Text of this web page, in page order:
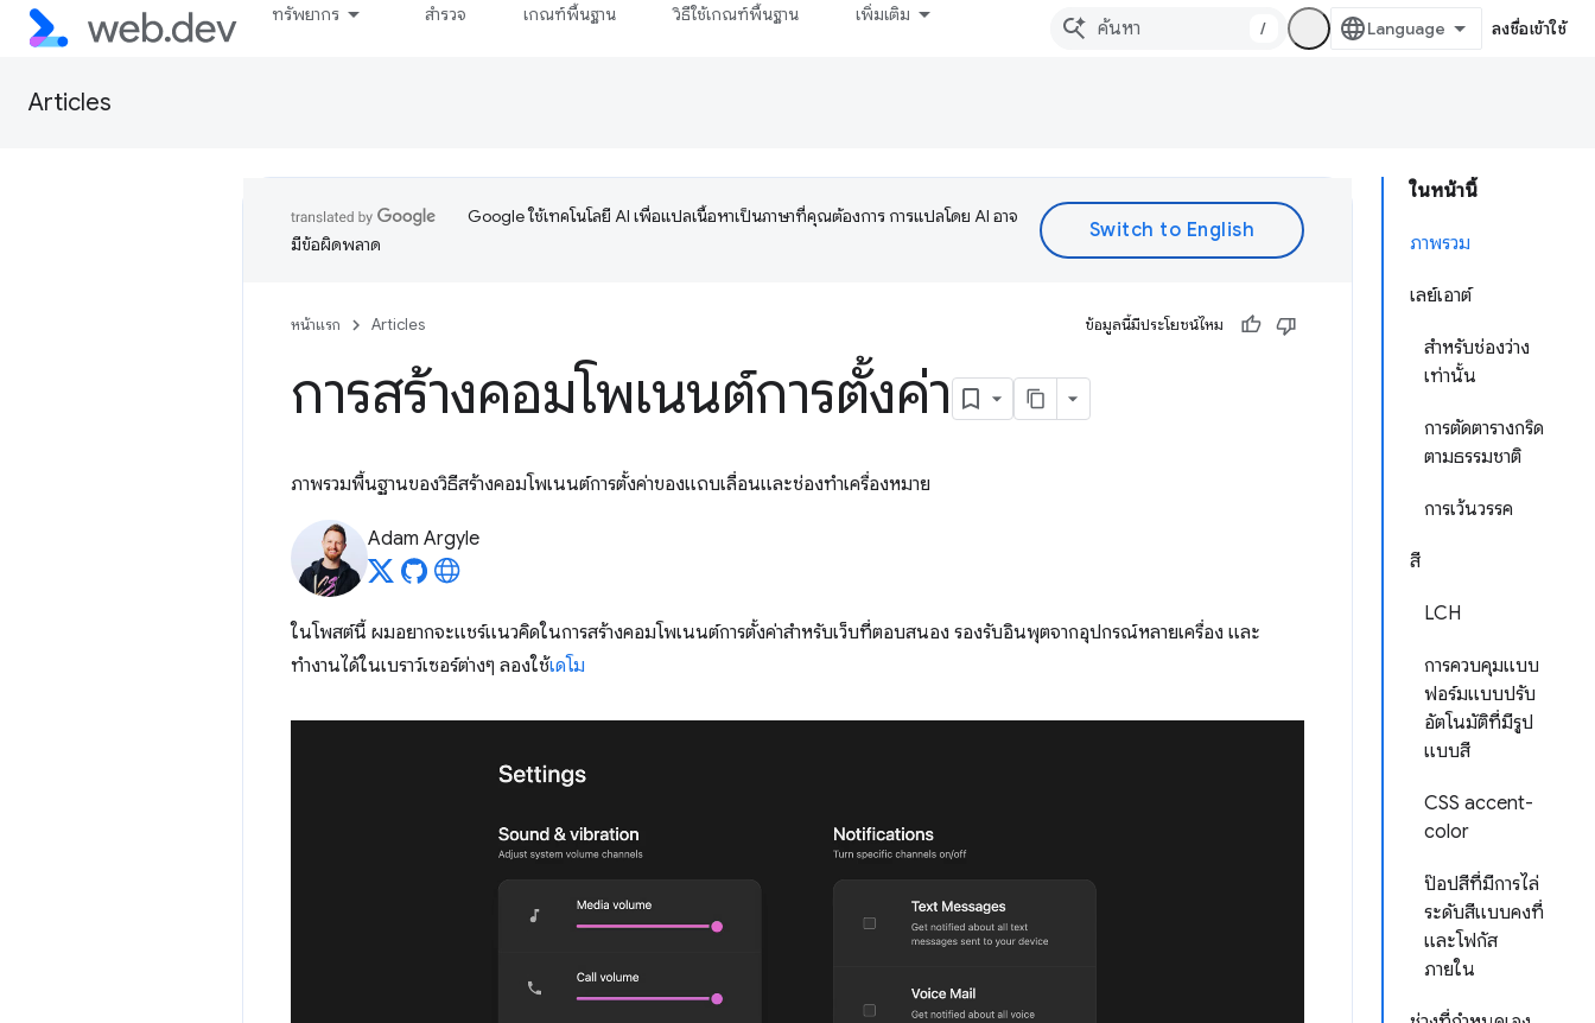
ทรัพยากร สำรวจ เกณฑ์พื้นฐาน วิธีใช้เกณฑ์พื้นฐาน เพิ่มเติม
/ ลงชื่อเข้าใช้
Articles
ในหน้านี้
ภาพรวม
เลย์เอาต์
สำหรับช่องว่าง
เท่านั้น
การตัดตารางกริด
ตามธรรมชาติ
การเว้นวรรค
สี
LCH
การควบคุมแบบ
ฟอร์มแบบปรับ
อัตโนมัติที่มีรูป
แบบสี
CSS accent-
color
ป๊อปสีที่มีการไล่
ระดับสีแบบคงที่
และโฟกัส
ภายใน
Google ใช้เทคโนโลยี AI เพื่อแปลเนื้อหาเป็นภาษาที่คุณต้องการ การแปลโดย AI อาจ
มีข้อผิดพลาด
หน้าแรก Articles ข้อมูลนี้มีประโยชน์ไหม
การสร้างคอมโพเนนต์การตั้งค่า
ภาพรวมพื้นฐานของวิธีสร้างคอมโพเนนต์การตั้งค่าของแถบเลื่อนและช่องทําเครื่องหมาย
Adam Argyle
ในโพสต์นี้ ผมอยากจะแชร์แนวคิดในการสร้างคอมโพเนนต์การตั้งค่าสำหรับเว็บที่ตอบสนอง รองรับอินพุตจากอุปกรณ์หลายเครื่อง และ
ทำงานได้ในเบราว์เซอร์ต่างๆ ลองใช้เดโม